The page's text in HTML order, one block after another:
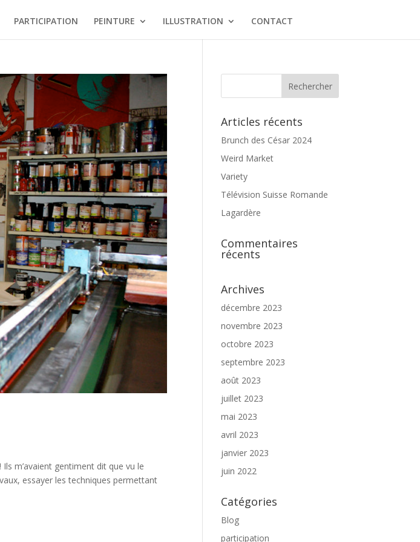
PARTICIPATION PEINTURE ILLUSTRATION CONTACT
Ils m’avaient gentiment dit que vu le
essayer les techniques permettant
Articles récents
Brunch des César 2024
Weird Market
Variety
Télévision Suisse Romande
Lagardère
Commentaires
récents
Archives
décembre 2023
novembre 2023
octobre 2023
septembre 2023
août 2023
juillet 2023
mai 2023
avril 2023
janvier 2023
juin 2022
Catégories
Blog
participation